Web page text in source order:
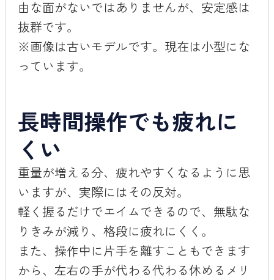
由な面がないではありませんが、安定感は
抜群です。
※画像は古いモデルです。現在は小型にな
っています。
長時間操作でも疲れに
くい
重量が増える分、疲れやすくなるように思
いますが、実際にはその反対。
軽く握るだけでエイムできるので、無駄な
りきみが減り、格段に疲れにくく。
また、操作中に片手を離すこともできます
から、左右の手が代わる代わる休めるメリ